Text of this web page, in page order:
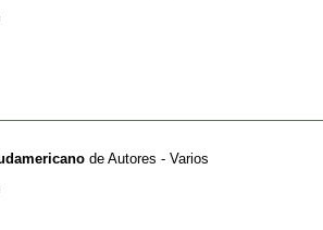
de Autores - Varios